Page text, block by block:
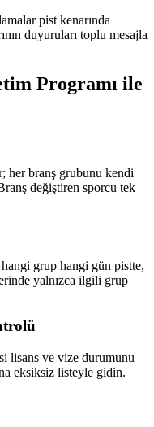
pist kenarında
duyuruları toplu mesajla
Programı ile
her branş grubunu kendi
değiştiren sporcu tek
grup hangi gün pistte,
yalnızca ilgili grup
lisans ve vize durumunu
eksiksiz listeyle gidin.